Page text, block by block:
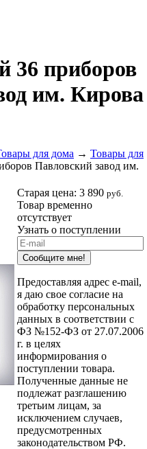
36 приборов
им. Кирова
для дома → Товары для
Павловский завод им.
Старая цена: 3 890 руб.
Товар временно
отсутствует
Узнать о поступлении
Сообщите мне!
Предоставляя адрес e-mail,
я даю свое согласие на
обработку персональных
данных в соответствии с
ФЗ №152-ФЗ от 27.07.2006
г. в целях
информирования о
поступлении товара.
Полученные данные не
подлежат разглашению
третьим лицам, за
исключением случаев,
предусмотренных
законодательством РФ.